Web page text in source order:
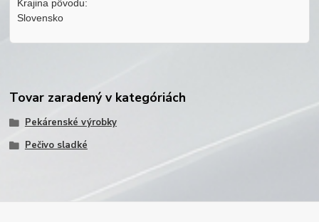
Krajina pôvodu:
Slovensko
Tovar zaradený v kategóriách
Pekárenské výrobky
Pečivo sladké